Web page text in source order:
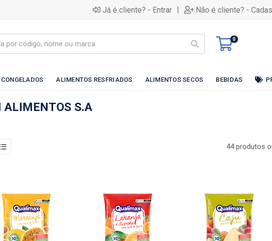
Já é cliente? - Entrar | Não é cliente? -
0
ALIMENTOS RESFRIADOS ALIMENTOS SECOS BEBIDAS
ALIMENTOS S.A
44 produtos